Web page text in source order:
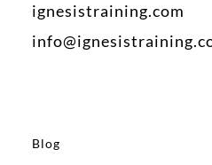
ignesistraining.com
Blog